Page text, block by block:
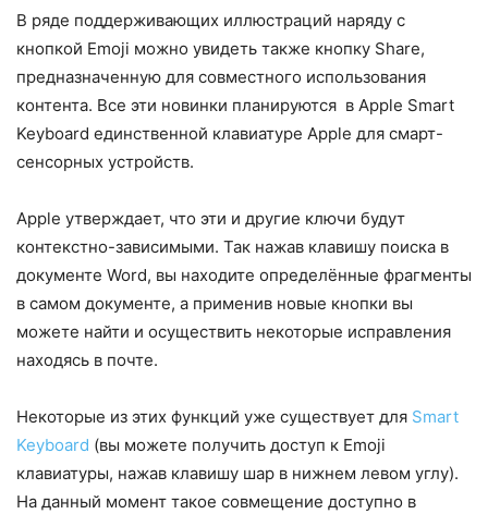
В ряде поддерживающих иллюстраций наряду с
кнопкой Emoji можно увидеть также кнопку Share,
предназначенную для совместного использования
контента. Все эти новинки планируются в Apple Smart
Keyboard единственной клавиатуре Apple для смарт-
сенсорных устройств.
Apple утверждает, что эти и другие ключи будут
контекстно-зависимыми. Так нажав клавишу поиска в
документе Word, вы находите определённые фрагменты
в самом документе, а применив новые кнопки вы
можете найти и осуществить некоторые исправления
находясь в почте.
Некоторые из этих функций уже существует для Smart
Keyboard (вы можете получить доступ к Emoji
клавиатуры, нажав клавишу шар в нижнем левом углу).
На данный момент такое совмещение доступно в